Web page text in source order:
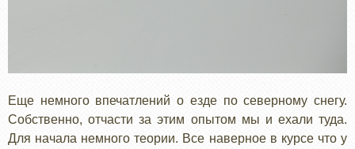
Еще немного впечатлений о езде по северному снегу.
Собственно, отчасти за этим опытом мы и ехали туда.
Для начала немного теории. Все наверное в курсе что у